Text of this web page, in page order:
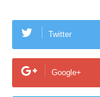
Twitter
Google+